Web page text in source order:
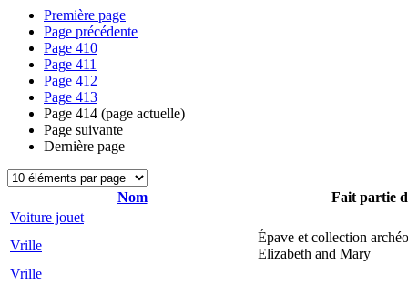
Première page
Page précédente
Page 410
Page 411
Page 412
Page 413
Page 414 (page actuelle)
Page suivante
Dernière page
Nom
Fait partie
Voiture jouet
Vrille
Épave et collection
Elizabeth and Mary
Vrille